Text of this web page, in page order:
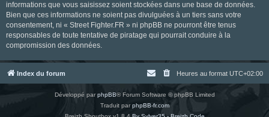
informations que vous saisissez soient stockées dans une base de données.
Bien que ces informations ne soient pas divulguées à un tiers sans votre
consentement, ni « Street Fighter.FR » ni phpBB ne pourront être tenus
responsables de toute tentative de piratage qui pourrait conduire à la
compromission des données.
Index du forum Heures au format UTC+02:00
Développé parphpBB® Forum Software © phpBB Limited
Traduit parphpBB-fr.com